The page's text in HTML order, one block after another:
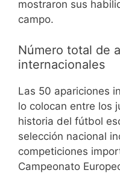
mostraron sus
campo.
Número total de
internacionales
Las 50 apariciones
lo colocan entre los
historia del fútbol
selección nacional
competiciones
Campeonato